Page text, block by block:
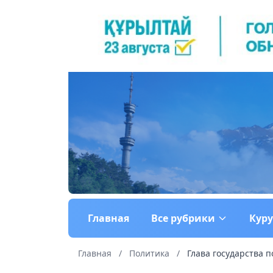
Главная Все рубрики
Главная / Политика / Глава государства